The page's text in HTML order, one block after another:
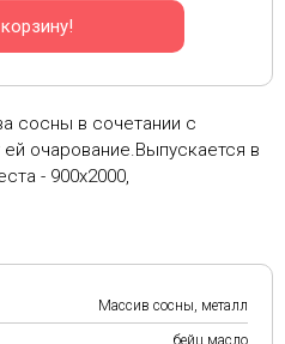
сосны в сочетании с
очарование.Выпускается в
- 900х2000,
Массив сосны, металл
бейц масло